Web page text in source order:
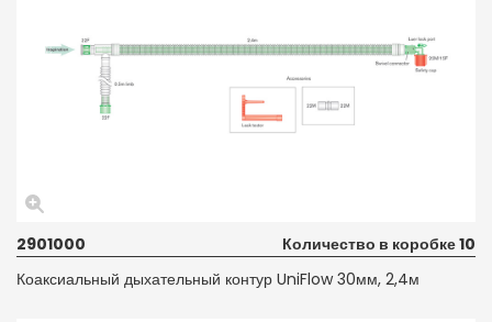
2901000
Количество в коробке 10
Коаксиальный дыхательный контур UniFlow 30мм, 2,4м